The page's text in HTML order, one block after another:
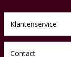
Klantenservice
Contact